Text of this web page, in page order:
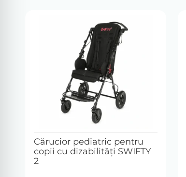
Cărucior pediatric pentru
copii cu dizabilități SWIFTY
2